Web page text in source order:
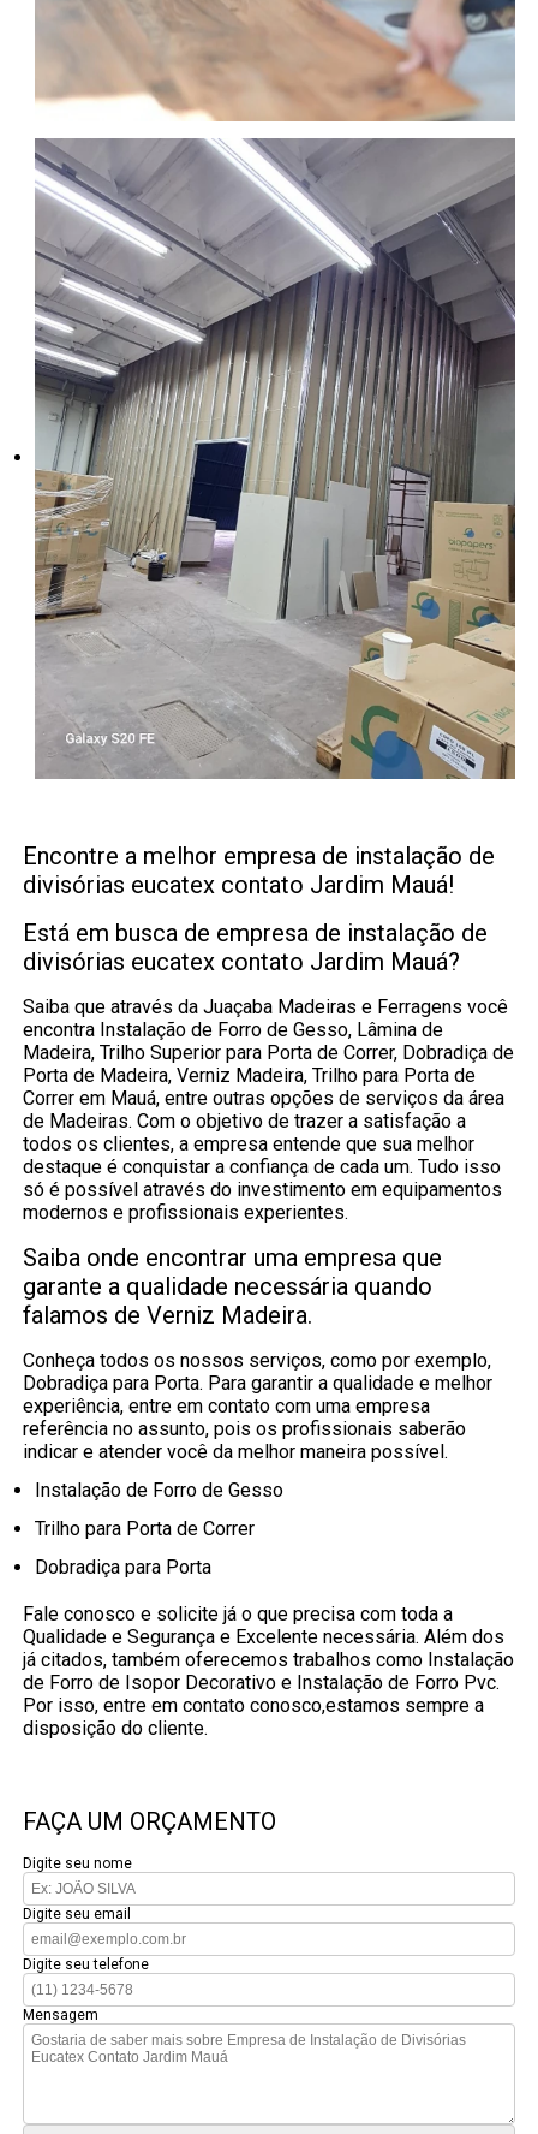
Encontre a melhor empresa de instalação de
divisórias eucatex contato Jardim Mauá!
Está em busca de empresa de instalação de
divisórias eucatex contato Jardim Mauá?
Saiba que através da Juaçaba Madeiras e Ferragens você
encontra Instalação de Forro de Gesso, Lâmina de
Madeira, Trilho Superior para Porta de Correr, Dobradiça de
Porta de Madeira, Verniz Madeira, Trilho para Porta de
Correr em Mauá, entre outras opções de serviços da área
de Madeiras. Com o objetivo de trazer a satisfação a
todos os clientes, a empresa entende que sua melhor
destaque é conquistar a confiança de cada um. Tudo isso
só é possível através do investimento em equipamentos
modernos e profissionais experientes.
Saiba onde encontrar uma empresa que
garante a qualidade necessária quando
falamos de Verniz Madeira.
Conheça todos os nossos serviços, como por exemplo,
Dobradiça para Porta. Para garantir a qualidade e melhor
experiência, entre em contato com uma empresa
referência no assunto, pois os profissionais saberão
indicar e atender você da melhor maneira possível.
Instalação de Forro de Gesso
Trilho para Porta de Correr
Dobradiça para Porta
Fale conosco e solicite já o que precisa com toda a
Qualidade e Segurança e Excelente necessária. Além dos
já citados, também oferecemos trabalhos como Instalação
de Forro de Isopor Decorativo e Instalação de Forro Pvc.
Por isso, entre em contato conosco,estamos sempre a
disposição do cliente.
FAÇA UM ORÇAMENTO
Digite seu nome
Digite seu email
Digite seu telefone
Mensagem